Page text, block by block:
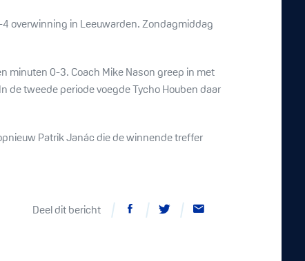
overwinning in Leeuwarden. Zondagmiddag
minuten 0-3. Coach Mike Nason greep in met
de tweede periode voegde Tycho Houben daar
Patrik Janác die de winnende treffer
Deel dit bericht